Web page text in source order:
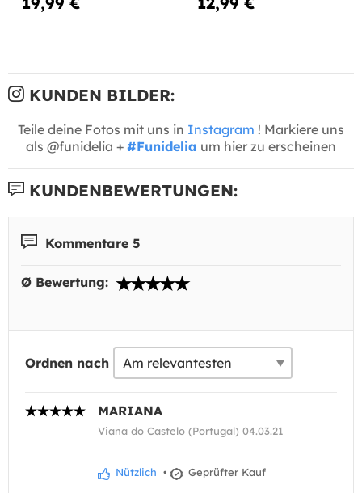
KUNDEN BILDER:
Teile deine Fotos mit uns in Instagram ! Markiere uns
als @funidelia + #Funidelia um hier zu erscheinen
KUNDENBEWERTUNGEN:
Kommentare 5
Ø Bewertung:
Ordnen nach
MARIANA
Viana do Castelo (Portugal) 04.03.21
Nützlich • Geprüfter Kauf